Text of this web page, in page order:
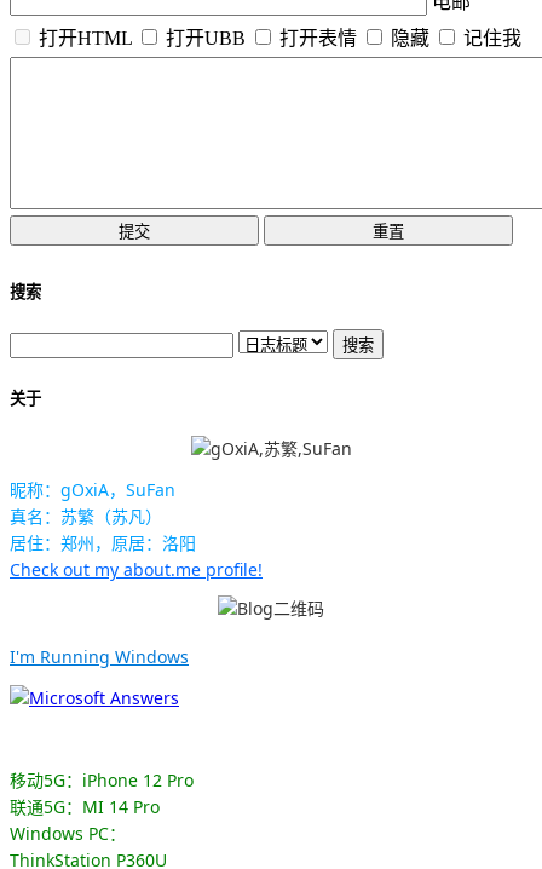
打开HTML
打开UBB 打开表情 隐藏 记住我
搜索
关于
昵称：gOxiA，SuFan
真名：苏繁（苏凡）
居住：郑州，原居：洛阳
Check out my about.me profile!
I'm Running Windows
移动5G：iPhone 12 Pro
联通5G：MI 14 Pro
Windows PC：
ThinkStation P360U